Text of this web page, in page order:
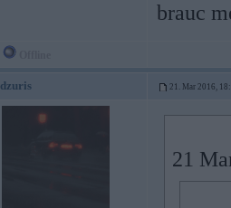
brauc
dzuris 21. Mar 2016,
21